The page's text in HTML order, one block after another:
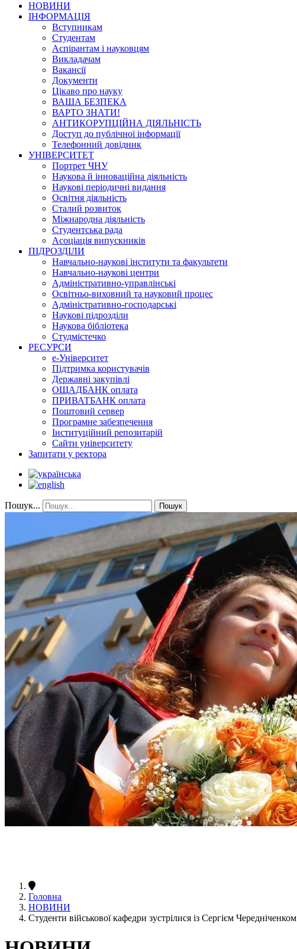
НОВИНИ
ІНФОРМАЦІЯ
Вступникам
Студентам
Аспірантам і науковцям
Викладачам
Вакансії
Документи
Цікаво про науку
ВАША БЕЗПЕКА
ВАРТО ЗНАТИ!
АНТИКОРУПЦІЙНА ДІЯЛЬНІСТЬ
Доступ до публічної інформації
Телефонний довідник
УНІВЕРСИТЕТ
Портрет ЧНУ
Наукова й інноваційна діяльність
Наукові періодичні видання
Освітня діяльність
Сталий розвиток
Міжнародна діяльність
Студентська рада
Асоціація випускників
ПІДРОЗДІЛИ
Навчально-наукові інститути та факультети
Навчально-наукові центри
Адміністративно-управлінські
Освітньо-виховний та науковий процес
Адміністративно-господарські
Наукові підрозділи
Наукова бібліотека
Студмістечко
РЕСУРСИ
е-Університет
Підтримка користувачів
Державні закупівлі
ОЩАДБАНК оплата
ПРИВАТБАНК оплата
Поштовий сервер
Програмне забезпечення
Інституційний репозитарій
Сайти університету
Запитати у ректора
Пошук... Пошук
Головна
НОВИНИ
Студенти військової кафедри зустрілися із Сергієм Чередніченком